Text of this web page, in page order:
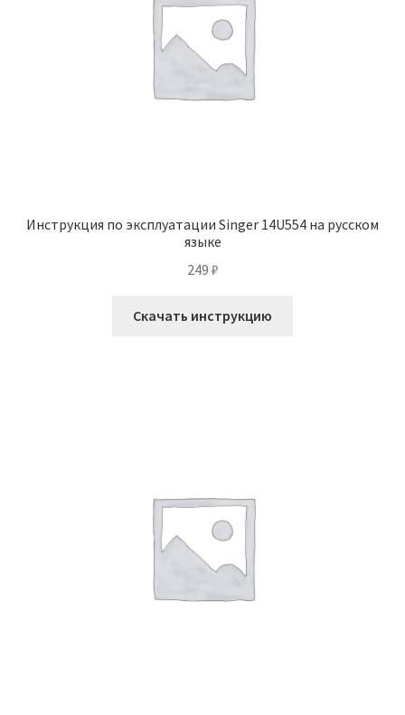
Инструкция по эксплуатации Singer 14U554 на русском
языке
249 ₽
Скачать инструкцию